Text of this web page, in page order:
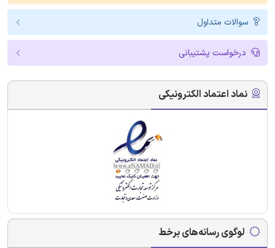
سوالات متداول
درخواست پشتیبانی
نماد اعتماد الکترونیکی
لوگوی رسانه‌های برخط